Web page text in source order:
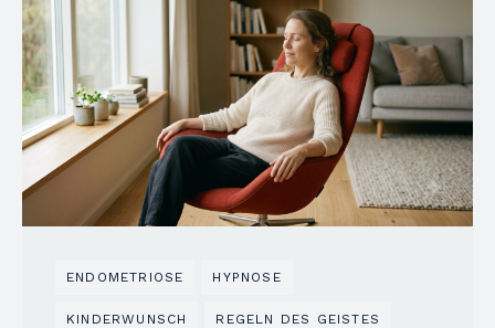
ENDOMETRIOSE HYPNOSE
KINDERWUNSCH REGELN DES GEISTES